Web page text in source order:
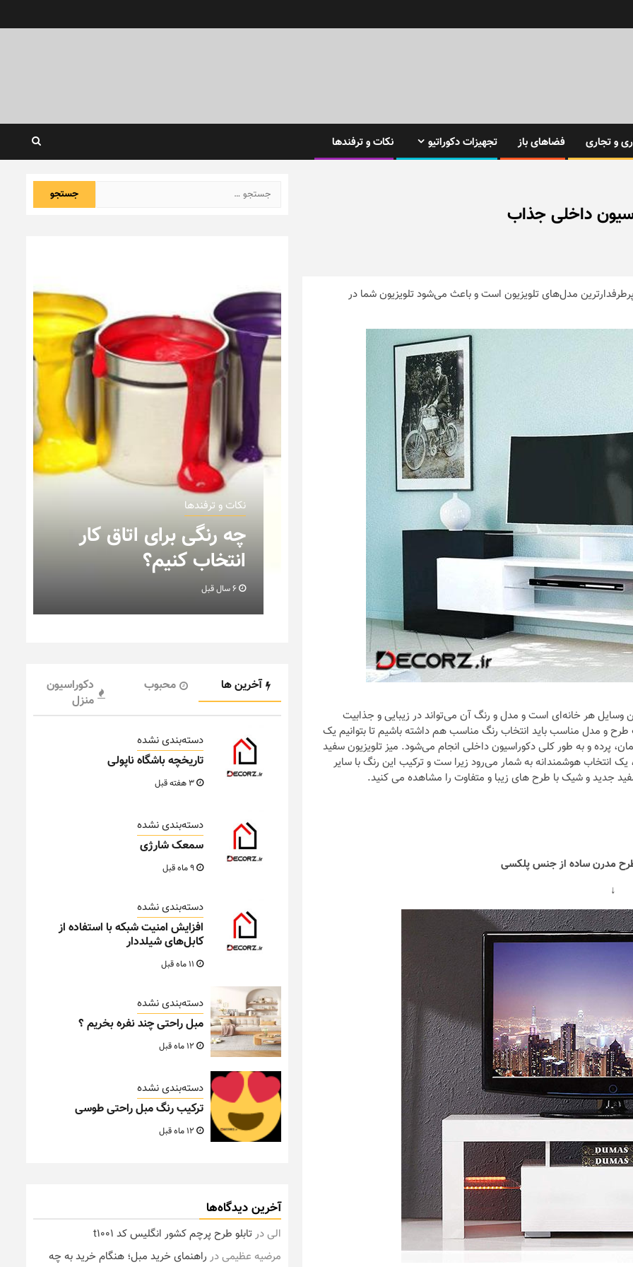
و تجاری فضاهای باز تجهیزات دکوراتیو
نکات و ترفندها
مدل‌های تلویزیون است و باعث می‌شود تلویزیون شما در
وسایل هر خانه‌ای است و مدل و رنگ آن می‌تواند در زیبایی و جذابیت
طرح و مدل مناسب باید انتخاب رنگ مناسب هم داشته باشیم تا بتوانیم یک
پرده و به طور کلی دکوراسیون داخلی انجام می‌شود. میز تلویزیون سفید
انتخاب هوشمندانه به شمار می‌رود زیرا ست و ترکیب این رنگ با سایر
جدید و شیک با طرح های زیبا و متفاوت را مشاهده می کنید.
↓
جستجو
برای:
و
نکات و ترفندها
چه رنگی برای اتاق کار
انتخاب کنیم؟
نکات و ترفندها
نکاتی که باید به هنگام
چیدمان خانه عروس بدانیم
+ تصویر
آخرین ها محبوب
دکوراسیون
منزل
دسته‌بندی نشده
تاریخچه باشگاه ناپولی
دسته‌بندی نشده
سمعک شارژی
دسته‌بندی نشده
افزایش امنیت شبکه با استفاده از
کابل‌های شیلددار
دسته‌بندی نشده
مبل راحتی چند نفره بخریم ؟
دسته‌بندی نشده
ترکیب رنگ مبل راحتی طوسی
آخرین دیدگاه‌ها
الیدرتابلو طرح پرچم کشور انگلیس کد t1001
مرضیه عظیمیدر راهنمای خرید مبل؛ هنگام خرید به چه